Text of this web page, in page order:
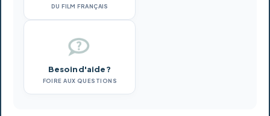
DU FILM FRANÇAIS
Besoin d'aide ?
FOIRE AUX QUESTIONS